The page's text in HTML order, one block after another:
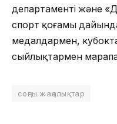
департаменті және
спорт қоғамы
медалдармен,
сыйлықтармен
соңғы жаңалықтар